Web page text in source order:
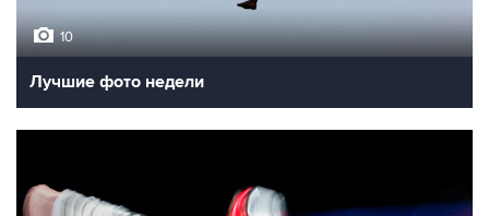
10
Лучшие фото недели